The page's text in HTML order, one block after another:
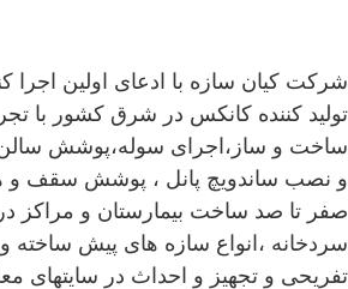
شرکت کیان سازه با ادعای اولین اجرا
ساخت و ساز،اجرای سوله،پوشش
و نصب ساندویچ پانل ، پوشش سقف و
صفر تا صد ساخت بیمارستان و مراکز
سردخانه ،انواع سازه های پیش ساخته
تفریحی و تجهیز و احداث در سایتهای